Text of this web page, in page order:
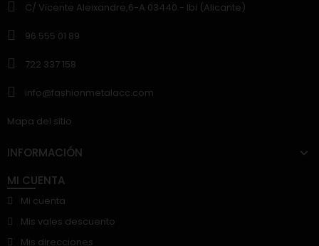
C/ Vicente Aleixandre,6-A 03440.- Ibi (Alicante)
96 555 01 89
722 337 158
info@fashionmetalacc.com
Mapa del sitio
INFORMACIÓN
MI CUENTA
Mi cuenta
Mis vales descuento
Mis direcciones